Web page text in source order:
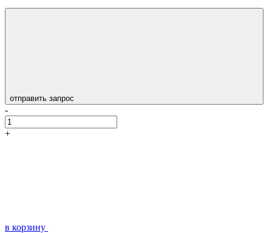
отправить запрос
-
+
в корзину